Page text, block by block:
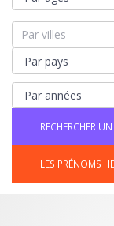
LES PRÉNOMS